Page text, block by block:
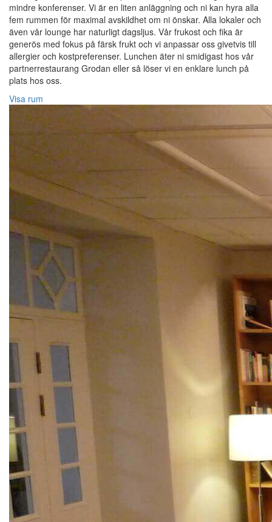
mindre konferenser. Vi är en liten anläggning och ni kan hyra alla
fem rummen för maximal avskildhet om ni önskar. Alla lokaler och
även vår lounge har naturligt dagsljus. Vår frukost och fika är
generös med fokus på färsk frukt och vi anpassar oss givetvis till
allergier och kostpreferenser. Lunchen äter ni smidigast hos vår
partnerrestaurang Grodan eller så löser vi en enklare lunch på
plats hos oss.
Visa rum